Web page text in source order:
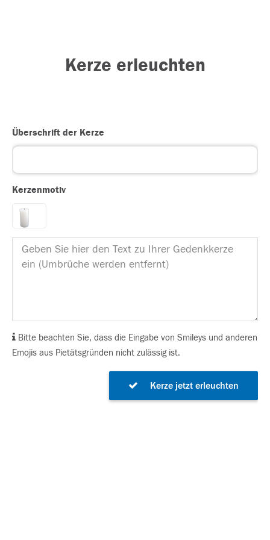
Kerze erleuchten
Überschrift der Kerze
Kerzenmotiv
Bitte beachten Sie, dass die Eingabe von Smileys und anderen
Emojis aus Pietätsgründen nicht zulässig ist.
Kerze jetzt erleuchten